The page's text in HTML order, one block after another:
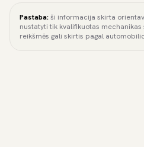
Pastaba:ši informacija skirta
nustatyti tik kvalifikuotas
reikšmės gali skirtis pagal